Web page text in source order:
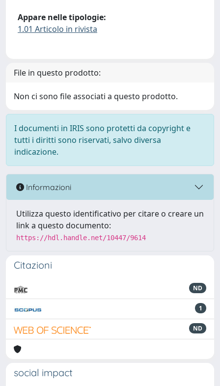
Appare nelle tipologie:
1.01 Articolo in rivista
File in questo prodotto:
Non ci sono file associati a questo prodotto.
I documenti in IRIS sono protetti da copyright e
tutti i diritti sono riservati, salvo diversa
indicazione.
Informazioni
Utilizza questo identificativo per citare o creare un
link a questo documento:
https://hdl.handle.net/10447/9614
Citazioni
ND
1
ND
social impact